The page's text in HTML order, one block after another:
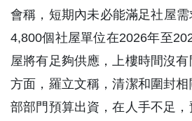
會稱，短期內未必能滿足社屋
4,800個社屋單位在2026年至
屋將有足夠供應，上樓時間沒
方面，羅立文稱，清潔和圍封
部部門預算出資，在人手不足